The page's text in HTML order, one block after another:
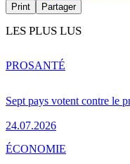
Print Partager
LES PLUS LUS
Sept pays votent contre le
24.07.2026
PROSANTÉ
ÉCONOMIE